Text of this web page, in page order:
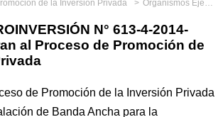
de la Inversion Privada Organismos Ejecutores
N° 613-4-2014-
al Proceso de Promoción de
de Promoción de la Inversión Privada
de Banda Ancha para la